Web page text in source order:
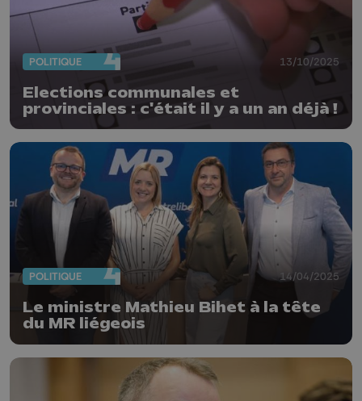
POLITIQUE 13/10/2025
Elections communales et
provinciales : c'était il y a un an déjà !
POLITIQUE 14/04/2025
Le ministre Mathieu Bihet à la tête
du MR liégeois